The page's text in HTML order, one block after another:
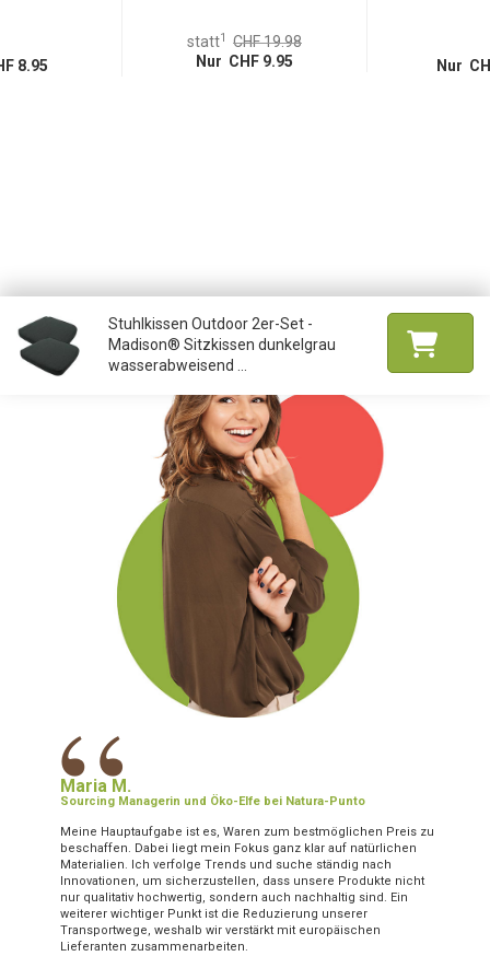
8.95
statt1
CHF 19.98
Nur CHF 9.95
Nur
Stuhlkissen Outdoor 2er-Set -
Madison® Sitzkissen dunkelgrau
wasserabweisend ...
“
Maria M.
Sourcing Managerin und Öko-Elfe bei Natura-Punto
Meine Hauptaufgabe ist es, Waren zum bestmöglichen Preis zu
beschaffen. Dabei liegt mein Fokus ganz klar auf natürlichen
Materialien. Ich verfolge Trends und suche ständig nach
Innovationen, um sicherzustellen, dass unsere Produkte nicht
nur qualitativ hochwertig, sondern auch nachhaltig sind. Ein
weiterer wichtiger Punkt ist die Reduzierung unserer
Transportwege, weshalb wir verstärkt mit europäischen
Lieferanten zusammenarbeiten.